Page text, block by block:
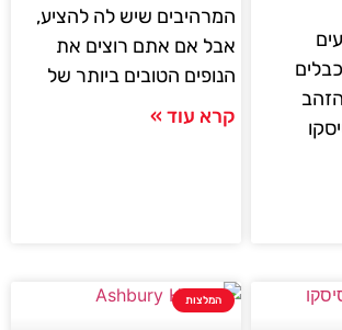
המרהיבים שיש לה להציע,
אבל אם אתם רוצים את
הנופים הטובים ביותר של
קרא עוד »
המלצות